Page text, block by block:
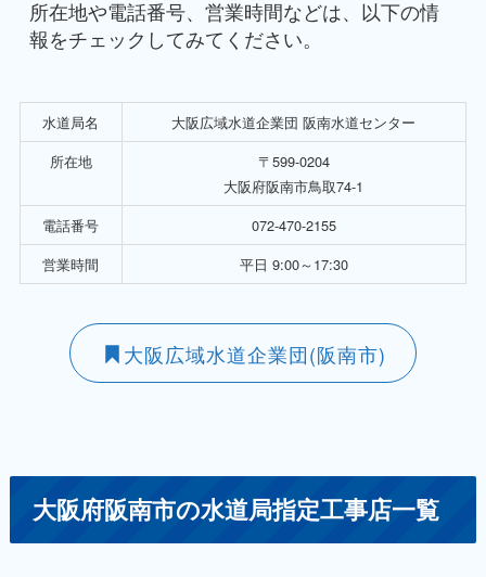
所在地や電話番号、営業時間などは、以下の情
報をチェックしてみてください。
水道局名
大阪広域水道企業団 阪南水道センター
所在地
〒599-0204
大阪府阪南市鳥取74-1
電話番号
072-470-2155
営業時間
平日 9:00～17:30
大阪広域水道企業団(阪南市)
大阪府阪南市の水道局指定工事店一覧